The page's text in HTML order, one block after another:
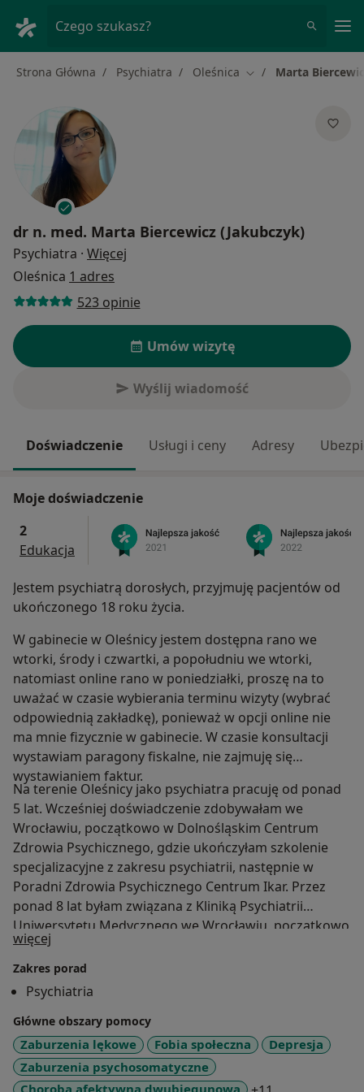
Czego szukasz?
Strona Główna Psychiatra Oleśnica Zmień miasto
Marta
dr n. med. Marta Biercewicz (Jakubczyk)
Psychiatra · Więcej
Oleśnica 1 adres
523 opinie
Umów wizytę
Wyślij wiadomość
Doświadczenie Usługi i ceny Adresy
Moje doświadczenie
2
Edukacja
Jestem psychiatrą dorosłych, przyjmuję pacjentów od
ukończonego 18 roku życia.
W gabinecie w Oleśnicy jestem dostępna rano we
wtorki, środy i czwartki, a popołudniu we wtorki,
natomiast online rano w poniedziałki, proszę na to
uważać w czasie wybierania terminu wizyty (wybrać
odpowiednią zakładkę), ponieważ w opcji online nie
ma mnie fizycznie w gabinecie. W czasie konsultacji
wystawiam paragony fiskalne, nie zajmuję się
wystawianiem faktur.
Na terenie Oleśnicy jako psychiatra pracuję od ponad
5 lat. Wcześniej doświadczenie zdobywałam we
Wrocławiu, początkowo w Dolnośląskim Centrum
Zdrowia Psychicznego, gdzie ukończyłam szkolenie
specjalizacyjne z zakresu psychiatrii, następnie w
Poradni Zdrowia Psychicznego Centrum Ikar. Przez
ponad 8 lat byłam związana z Kliniką Psychiatrii
Uniwersytetu Medycznego we Wrocławiu, początkowo
jako doktorantka, następnie specjalista psychiatrii-
pracowałam w oddziale całodobowym i poradni
przyklinicznej, a także byłam nauczycielem
akademickim. Jestem absolwentką Wydziału
Lekarskiego Pomorskiego Uniwersytetu Medycznego
w Szczecinie, kończyłam również studia doktoranckie
na Wydziale Lekarskim Kształcenia Podyplomowego
Uniwersytetu Medycznego we Wrocławiu w Katedrze i
więcej
Zakres porad
Psychiatria
Główne obszary pomocy
Zaburzenia lękowe Fobia społeczna
Depresja
Zaburzenia psychosomatyczne